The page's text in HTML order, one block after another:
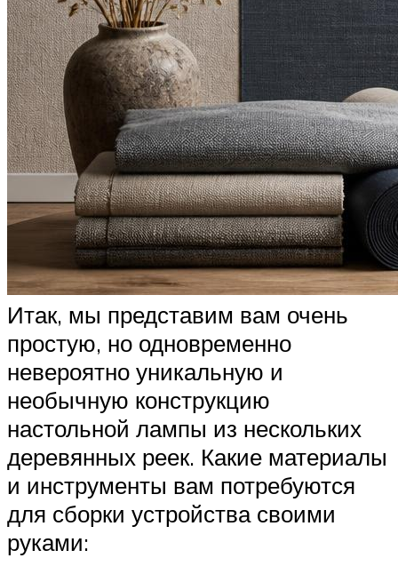
Итак, мы представим вам очень
простую, но одновременно
невероятно уникальную и
необычную конструкцию
настольной лампы из нескольких
деревянных реек. Какие материалы
и инструменты вам потребуются
для сборки устройства своими
руками: